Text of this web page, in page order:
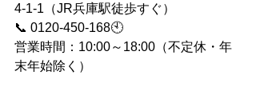
4-1-1（JR兵庫駅徒歩すぐ）
📞 0120-450-168🕙
営業時間：10:00～18:00（不定休・年
末年始除く）